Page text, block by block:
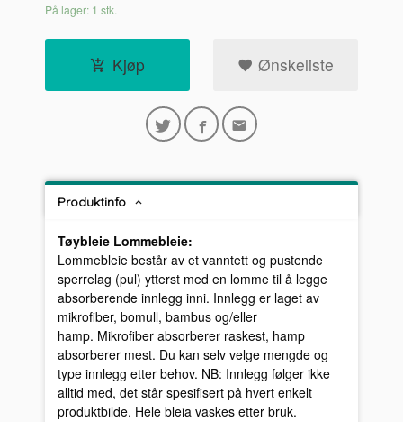
På lager: 1 stk.
Kjøp Ønskeliste
Produktinfo
Tøybleie Lommebleie:
Lommebleie består av et vanntett og pustende
sperrelag (pul) ytterst med en lomme til å legge
absorberende innlegg inni. Innlegg er laget av
mikrofiber, bomull, bambus og/eller
hamp. Mikrofiber absorberer raskest, hamp
absorberer mest. Du kan selv velge mengde og
type innlegg etter behov. NB: Innlegg følger ikke
alltid med, det står spesifisert på hvert enkelt
produktbilde. Hele bleia vaskes etter bruk.